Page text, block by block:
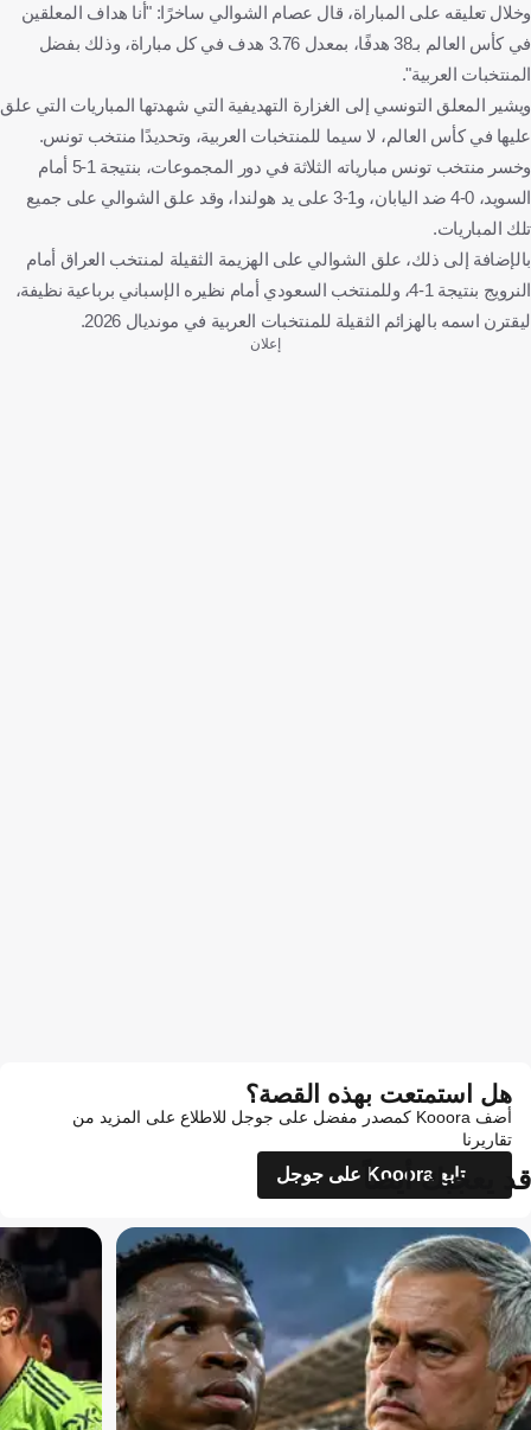
كرة قدم
وخلال تعليقه على المباراة، قال عصام الشوالي ساخرًا: "أنا هداف المعلقين
في كأس العالم بـ38 هدفًا، بمعدل 3.76 هدف في كل مباراة، وذلك بفضل
المنتخبات العربية".
ويشير المعلق التونسي إلى الغزارة التهديفية التي شهدتها المباريات التي علق
عليها في كأس العالم، لا سيما للمنتخبات العربية، وتحديدًا منتخب تونس.
وخسر منتخب تونس مبارياته الثلاثة في دور المجموعات، بنتيجة 1-5 أمام
السويد، 0-4 ضد اليابان، و1-3 على يد هولندا، وقد علق الشوالي على جميع
تلك المباريات.
بالإضافة إلى ذلك، علق الشوالي على الهزيمة الثقيلة لمنتخب العراق أمام
النرويج بنتيجة 1-4، وللمنتخب السعودي أمام نظيره الإسباني برباعية نظيفة،
ليقترن اسمه بالهزائم الثقيلة للمنتخبات العربية في مونديال 2026.
إعلان
هل استمتعت بهذه القصة؟
أضف Kooora كمصدر مفضل على جوجل للاطلاع على المزيد من
تقاريرنا
تابع Kooora على جوجل
قد يعجبك أيضاً